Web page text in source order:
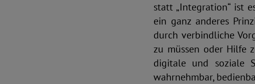
statt „Integration“ ist
ein ganz anderes
durch verbindliche
zu müssen oder Hilfe
digitale und soziale
wahrnehmbar,